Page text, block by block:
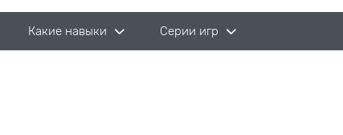
Какие навыки Серии игр